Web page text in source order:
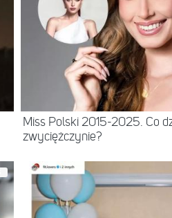
Miss Polski 2015-2025. Co
zwyciężczynie?